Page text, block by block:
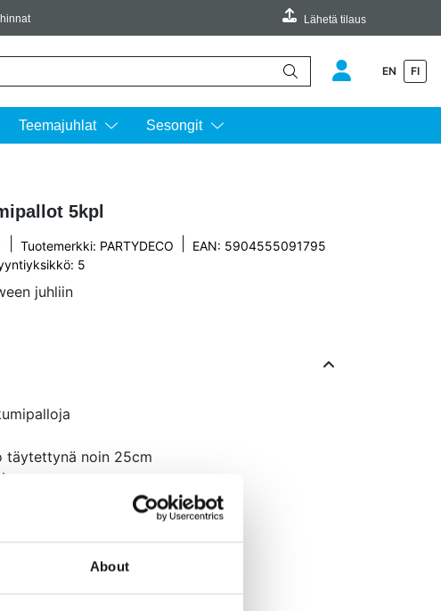
About
Lähetä tilaus
EN FI
Teemajuhlat Sesongit
5kpl
Tuotemerkki: PARTYDECO EAN: 5904555091795
5
juhliin
täytettynä noin 25cm
tuntia sytyttämisestä